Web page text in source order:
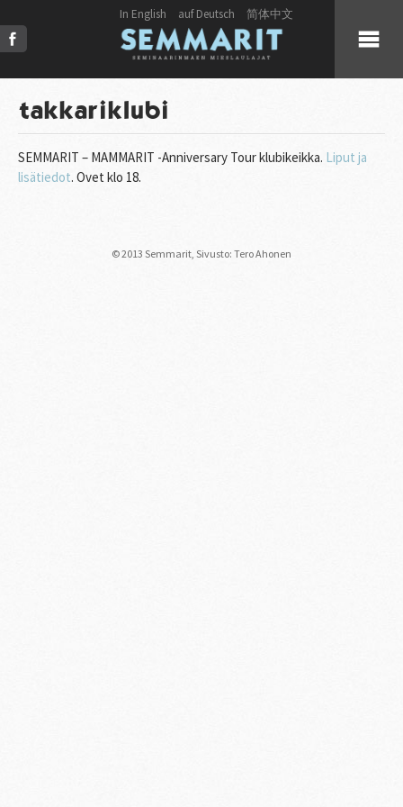
In English auf Deutsch 简体中文
KUULUMISET
KUORO
JULKAISUT
takkariklubi
SEMMARIT – MAMMARIT -Anniversary Tour klubikeikka. Liput ja
lisätiedot. Ovet klo 18.
© 2013 Semmarit, Sivusto: Tero Ahonen